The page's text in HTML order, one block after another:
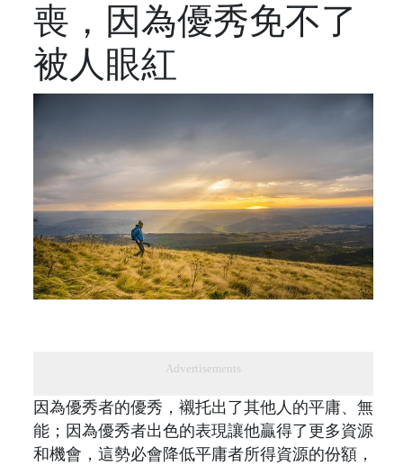
喪，因為優秀免不了
被人眼紅
Advertisements
因為優秀者的優秀，襯托出了其他人的平庸、無
能；因為優秀者出色的表現讓他贏得了更多資源
和機會，這勢必會降低平庸者所得資源的份額，